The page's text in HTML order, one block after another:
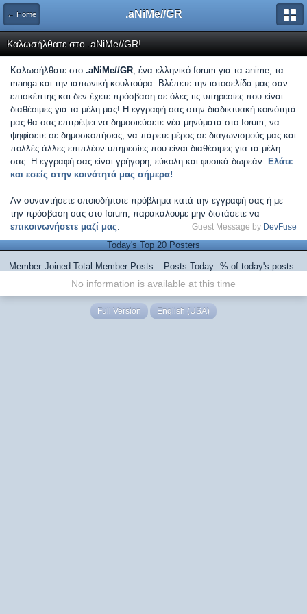
← Home .aNiMe//GR
Καλωσήλθατε στο .aNiMe//GR!
Καλωσήλθατε στο .aNiMe//GR, ένα ελληνικό forum για τα anime, τα
manga και την ιαπωνική κουλτούρα. Βλέπετε την ιστοσελίδα μας σαν
επισκέπτης και δεν έχετε πρόσβαση σε όλες τις υπηρεσίες που είναι
διαθέσιμες για τα μέλη μας! Η εγγραφή σας στην διαδικτυακή κοινότητά
μας θα σας επιτρέψει να δημοσιεύσετε νέα μηνύματα στο forum, να
ψηφίσετε σε δημοσκοπήσεις, να πάρετε μέρος σε διαγωνισμούς μας και
πολλές άλλες επιπλέον υπηρεσίες που είναι διαθέσιμες για τα μέλη
σας. Η εγγραφή σας είναι γρήγορη, εύκολη και φυσικά δωρεάν. Ελάτε
και εσείς στην κοινότητά μας σήμερα!
Αν συναντήσετε οποιοδήποτε πρόβλημα κατά την εγγραφή σας ή με
την πρόσβαση σας στο forum, παρακαλούμε μην διστάσετε να
επικοινωνήσετε μαζί μας. Guest Message by DevFuse
Today's Top 20 Posters
Member Joined Total Member Posts Posts Today % of today's posts
No information is available at this time
Full Version English (USA)